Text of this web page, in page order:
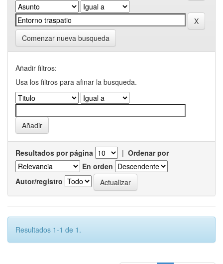
Comenzar nueva busqueda
Añadir filtros:
Usa los filtros para afinar la busqueda.
Resultados por página | Ordenar por
En orden
Autor/registro
Resultados 1-1 de 1.